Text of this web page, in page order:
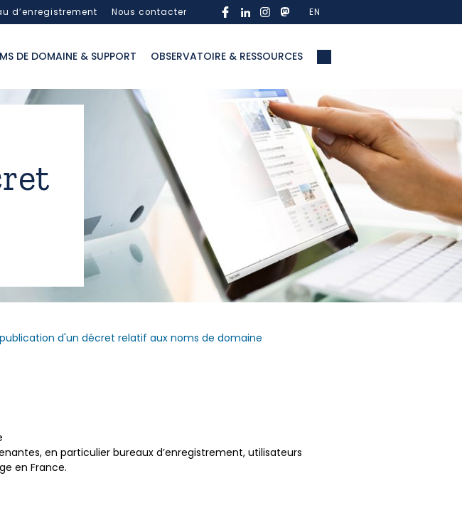
d’enregistrement Nous contacter EN
DE DOMAINE & SUPPORT OBSERVATOIRE & RESSOURCES
publication d'un décret relatif aux noms de domaine
en particulier bureaux d’enregistrement, utilisateurs
en France.